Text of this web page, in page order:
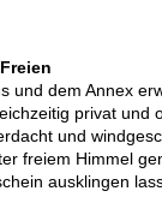
und dem Annex
privat und
und
freiem Himmel
ausklingen